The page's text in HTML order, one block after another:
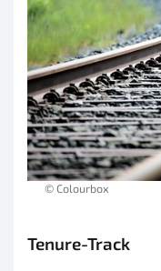
© Colourbox
Tenure-Track